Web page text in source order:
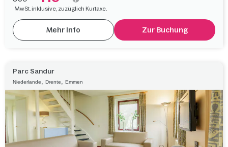
MwSt. inklusive, zuzüglich Kurtaxe.
Mehr Info Zur Buchung
Parc Sandur
Niederlande, Drente, Emmen